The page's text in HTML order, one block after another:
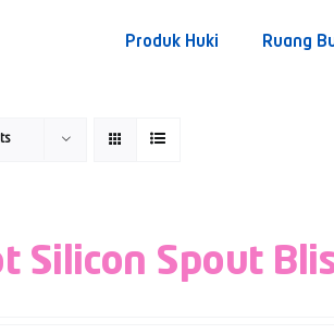
Produk Huki Ruang
Silicon Spout